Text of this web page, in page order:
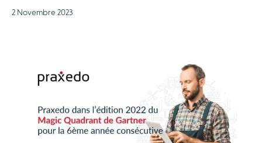
2 Novembre 2023